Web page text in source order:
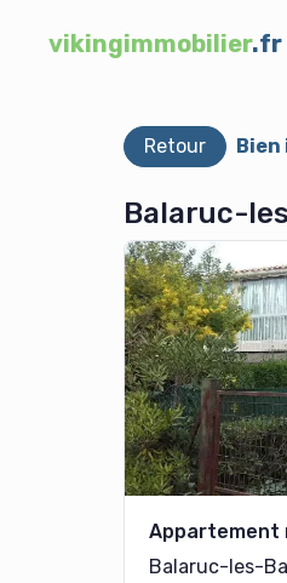
vikingimmobilier.fr
Retour Bien
Balaruc-
Appartement
Balaruc-les-